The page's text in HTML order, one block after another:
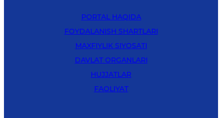
PORTAL HAQIDA
FOYDALANISH SHARTLARI
MAXFIYLIK SIYOSATI
DAVLAT ORGANLARI
HUJJATLAR
FAOLIYAT